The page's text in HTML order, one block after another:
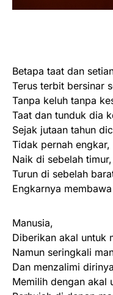
Betapa taat dan
Terus terbit bersinar
Tanpa keluh tanpa
Taat dan tunduk dia
Sejak jutaan tahun
Tidak pernah engkar,
Naik di sebelah timur,
Turun di sebelah
Engkarnya
Manusia,
Diberikan akal untuk
Namun seringkali
Dan menzalimi
Memilih dengan akal